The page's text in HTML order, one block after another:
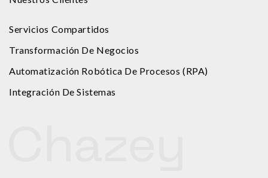
Servicios Compartidos
Transformación De Negocios
Automatización Robótica De Procesos (RPA)
Integración De Sistemas